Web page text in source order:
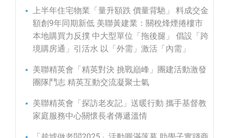
上半年住宅物業「量升額跌 價量背馳」 料成交金
額創9年同期新低 美聯黃建業：關稅烽煙捲樓市
本地購買力反撲 中大型單位「拖後腿」 倡設「跨
境購房通」引活水 以「外需」激活「內需」
美聯精英會「精英對決 挑戰巔峰」團建活動激發
團隊鬥志 精英互動交流凝聚士氣
美聯精英會「探訪老友記」送暖行動 攜手基督教
家庭服務中心關懷長者傳遞溫情